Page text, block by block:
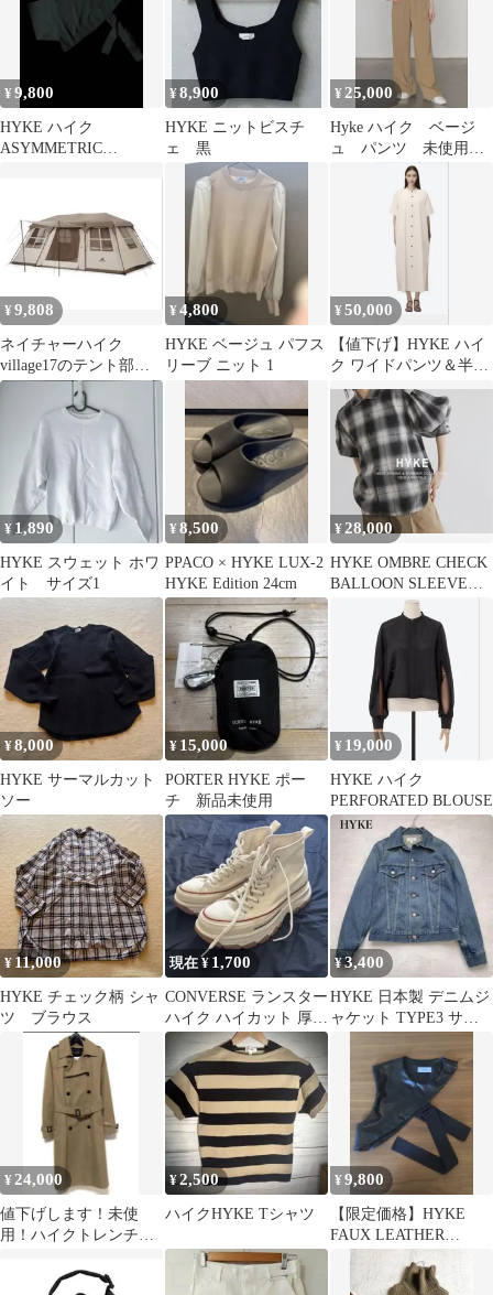
¥9,800
HYKE ハイク
ASYMMETRIC
¥8,900
HYKE ニットビスチ
ェ 黒
¥ 25,000
Hyke ハイク ベージ
ュ パンツ 未使用
¥9,808
ネイチャーハイク
village17のテント部分
のみ
¥4,800
HYKE ベージュ パフス
リーブ ニット 1
¥50,000
【値下げ】HYKE ハイ
ク ワイドパンツ＆半袖
シャツワンピース 新品
タグ付
¥ 1,890
HYKE スウェット ホワ
イト サイズ1
¥8,500
PPACO × HYKE LUX-2
HYKE Edition 24cm
¥28,000
HYKE OMBRE CHECK
BALLOON SLEEVE
¥8,000
HYKE サーマルカット
ソー
¥ 15,000
PORTER HYKE ポー
チ 新品未使用
¥ 19,000
HYKE ハイク
PERFORATED BLOUSE
¥ 11,000
HYKE チェック柄 シャ
ツ ブラウス
現在 ¥ 1,700
CONVERSE ランスター
ハイク ハイカット 厚底
スニーカー
¥3,400
HYKE 日本製 デニムジ
ャケット TYPE3 サイ
ズ2 インディゴブルー
¥ 24,000
値下げします！未使
用！ハイクトレンチコ
¥2,500
ハイクHYKE Tシャツ
¥9,800
【限定価格】HYKE
FAUX LEATHER